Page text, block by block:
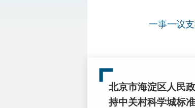
一事一议
北京市海淀区人民
持中关村科学城标